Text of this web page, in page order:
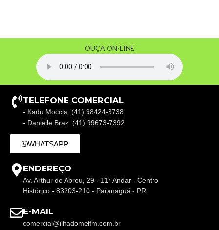
OUÇA ON-LINE
TELEFONE COMERCIAL
- Kadu Moccia: (41) 98424-3738
- Danielle Braz: (41) 99673-7392
WHATSAPP
ENDEREÇO
Av. Arthur de Abreu, 29 - 11° Andar - Centro
Histórico - 83203-210 - Paranaguá - PR
E-MAIL
comercial@ilhadomelfm.com.br